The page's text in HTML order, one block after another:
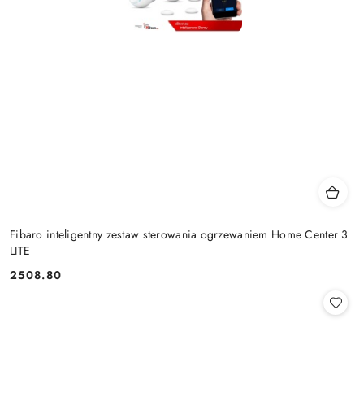
Fibaro inteligentny zestaw sterowania ogrzewaniem Home Center 3
LITE
Cena:
2508.80